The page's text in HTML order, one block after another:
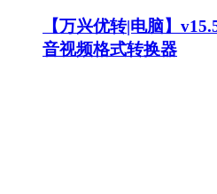
【万兴优转|电脑】
音视频格式转换器